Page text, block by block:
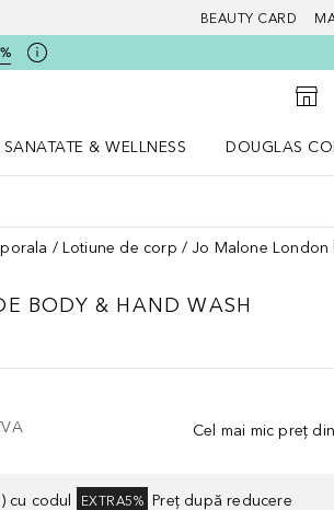
BEAUTY CARD
SANATATE & WELLNESS
DOUGLAS
Lotiune de corp Jo Malone London
BODY & HAND WASH
Cel mai mic preț
cu codul EXTRA5% Preț după reducere